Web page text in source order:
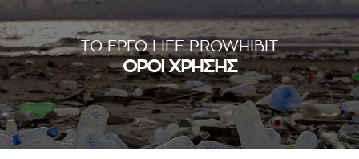
ΤΟ ΕΡΓΟ LIFE PROWHIBIT
ΟΡΟΙ ΧΡΗΣΗΣ